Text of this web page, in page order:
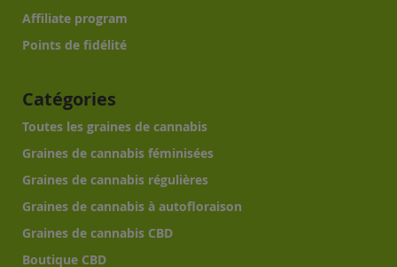
Affiliate program
Points de fidélité
Catégories
Toutes les graines de cannabis
Graines de cannabis féminisées
Graines de cannabis régulières
Graines de cannabis à autofloraison
Graines de cannabis CBD
Boutique CBD